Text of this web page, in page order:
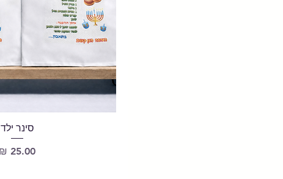
סינר ילד
מחיר